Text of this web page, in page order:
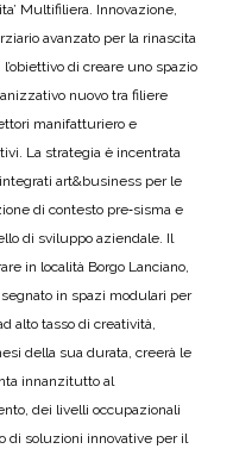
Multifiliera. Innovazione,
avanzato per la rinascita
di creare uno spazio
nuovo tra filiere
manifatturiero e
La strategia è incentrata
art&business per le
di contesto pre‐sisma e
di sviluppo aziendale. Il
in località Borgo Lanciano,
in spazi modulari per
alto tasso di creatività,
della sua durata, creerà le
innanzitutto al
dei livelli occupazionali
di soluzioni innovative per il